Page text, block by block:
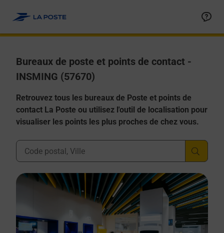
Bureaux de poste et points de contact -
INSMING (57670)
Retrouvez tous les bureaux de Poste et points de
contact La Poste ou utilisez l'outil de localisation pour
visualiser les points les plus proches de chez vous.
Ville, Département, Code Postal